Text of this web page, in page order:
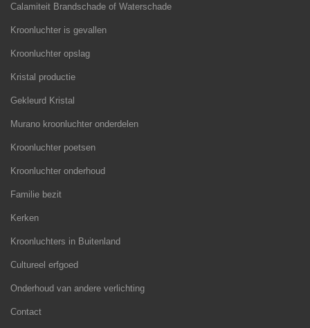
Calamiteit Brandschade of Waterschade
Kroonluchter is gevallen
Kroonluchter opslag
Kristal productie
Gekleurd Kristal
Murano kroonluchter onderdelen
Kroonluchter poetsen
Kroonluchter onderhoud
Familie bezit
Kerken
Kroonluchters in Buitenland
Cultureel erfgoed
Onderhoud van andere verlichting
Contact